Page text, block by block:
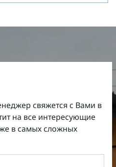
свяжется с Вами в
на все интересующие
в самых сложных